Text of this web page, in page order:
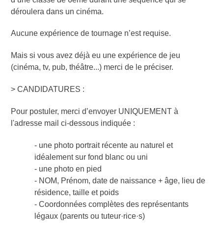
déroulera dans un cinéma.
Aucune expérience de tournage n’est requise.
Mais si vous avez déjà eu une expérience de jeu
(cinéma, tv, pub, théâtre...) merci de le préciser.
> CANDIDATURES :
Pour postuler, merci d’envoyer UNIQUEMENT à
l'adresse mail ci-dessous indiquée :
- une photo portrait récente au naturel et
idéalement sur fond blanc ou uni
- une photo en pied
- NOM, Prénom, date de naissance + âge, lieu de
résidence, taille et poids
- Coordonnées complètes des représentants
légaux (parents ou tuteur·rice·s)